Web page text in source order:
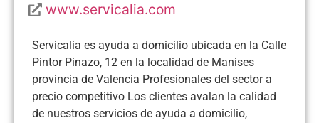
www.servicalia.com
Servicalia es ayuda a domicilio ubicada en la Calle
Pintor Pinazo, 12 en la localidad de Manises
provincia de Valencia Profesionales del sector a
precio competitivo Los clientes avalan la calidad
de nuestros servicios de ayuda a domicilio,